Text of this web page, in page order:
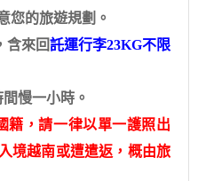
您的旅遊規劃。
含來回託運行李23KG不限
慢一小時。
籍，請一律以單一護照出
境越南或遭遣返，概由旅